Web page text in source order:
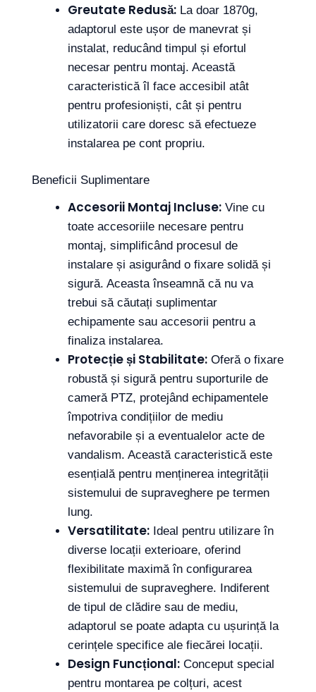
Greutate Redusă: La doar 1870g,
adaptorul este ușor de manevrat și
instalat, reducând timpul și efortul
necesar pentru montaj. Această
caracteristică îl face accesibil atât
pentru profesioniști, cât și pentru
utilizatorii care doresc să efectueze
instalarea pe cont propriu.
Beneficii Suplimentare
Accesorii Montaj Incluse: Vine cu
toate accesoriile necesare pentru
montaj, simplificând procesul de
instalare și asigurând o fixare solidă și
sigură. Aceasta înseamnă că nu va
trebui să căutați suplimentar
echipamente sau accesorii pentru a
finaliza instalarea.
Protecție și Stabilitate: Oferă o fixare
robustă și sigură pentru suporturile de
cameră PTZ, protejând echipamentele
împotriva condițiilor de mediu
nefavorabile și a eventualelor acte de
vandalism. Această caracteristică este
esențială pentru menținerea integrității
sistemului de supraveghere pe termen
lung.
Versatilitate: Ideal pentru utilizare în
diverse locații exterioare, oferind
flexibilitate maximă în configurarea
sistemului de supraveghere. Indiferent
de tipul de clădire sau de mediu,
adaptorul se poate adapta cu ușurință la
cerințele specifice ale fiecărei locații.
Design Funcțional: Conceput special
pentru montarea pe colțuri, acest